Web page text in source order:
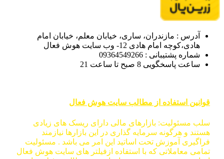
آدرس : مازندران، ساری، خیابان معلم، خیابان امام
هادی،کوچه امام هادی 12- وب سایت هوش فعال
شماره پشتیبانی : 09364549266
ساعت پاسخگویی 8 صبح تا ساعت 21
قوانین استفاده از مطالب سایت هوش فعال
سلب مسئولیت: بازارهای مالی دارای ریسک های زیادی
هستند و هرگونه سرمایه گذاری در این بازارها نیازمند
فراگیری آموزش تحت اساتید این امر می باشد . مسئولیت
تمامی معاملاتی که با استفاده ازفیلتر های سایت هوش فعال